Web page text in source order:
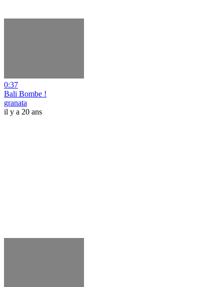
0:37
Bali Bombe !
granata
il y a 20 ans